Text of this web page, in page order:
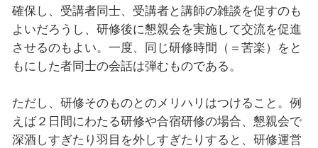
確保し、受講者同士、受講者と講師の雑談を促すのも
よいだろうし、研修後に懇親会を実施して交流を促進
させるのもよい。一度、同じ研修時間（＝苦楽）をと
もにした者同士の会話は弾むものである。
ただし、研修そのものとのメリハリはつけること。例
えば２日間にわたる研修や合宿研修の場合、懇親会で
深酒しすぎたり羽目を外しすぎたりすると、研修運営